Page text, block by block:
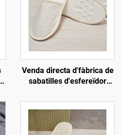
Venda directa d'fàbrica de
sabatilles d'esfereïdor
ecològiques, amb logotip
personalitzat, sabatilles
d'hotel desechables